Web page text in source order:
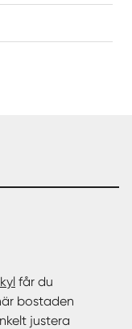
får du
bostaden
justera